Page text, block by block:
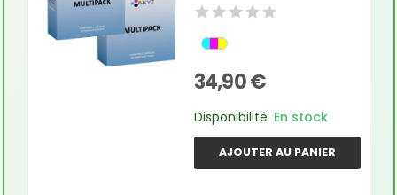
34,90 €
Disponibilité: En stock
AJOUTER AU PANIER